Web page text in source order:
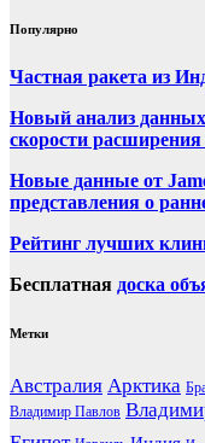
Популярно
Частная ракета из
Новый анализ данных
скорости
Новые данные от
представления о
Рейтинг лучших
Бесплатная доска
Метки
Австралия Арктика
Владимир Павлов